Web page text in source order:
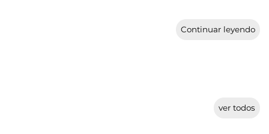
Continuar leyendo
ver todos